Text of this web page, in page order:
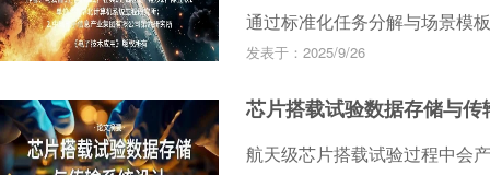
通过标准化任务分解与场景模
模型为核心，结合层次化建模
构建场景模板库，实现场景的
升了任务场景构建效率，模板
发表于：2025/9/26
芯片搭载试验数据存储与传
航天级芯片搭载试验过程中会